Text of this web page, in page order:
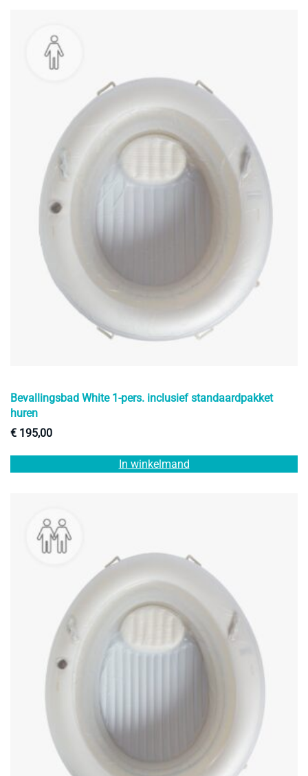
Bevallingsbad White 1-pers. inclusief standaardpakket
huren
€ 195,00
In winkelmand